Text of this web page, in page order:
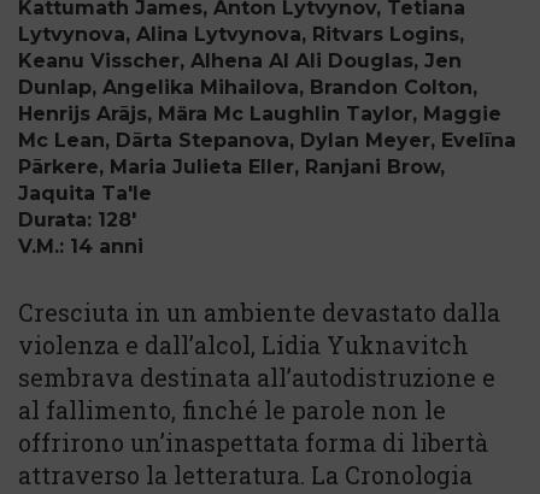
Kattumath James, Anton Lytvynov, Tetiana
Lytvynova, Alina Lytvynova, Ritvars Logins,
Keanu Visscher, Alhena Al Ali Douglas, Jen
Dunlap, Angelika Mihailova, Brandon Colton,
Henrijs Arājs, Mära Mc Laughlin Taylor, Maggie
Mc Lean, Dārta Stepanova, Dylan Meyer, Evelīna
Pārkere, Maria Julieta Eller, Ranjani Brow,
Jaquita Ta'le
Durata: 128'
V.M.: 14 anni
Cresciuta in un ambiente devastato dalla
violenza e dall’alcol, Lidia Yuknavitch
sembrava destinata all’autodistruzione e
al fallimento, finché le parole non le
offrirono un’inaspettata forma di libertà
attraverso la letteratura. La Cronologia